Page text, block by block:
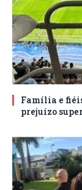
Família e
prejuízo